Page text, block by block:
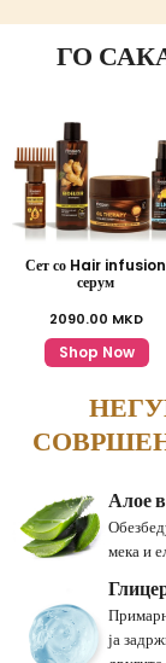
ГО
Сет со Hair infusion
серум
2090.00 MKD
Shop Now
Алое
мека и
ја